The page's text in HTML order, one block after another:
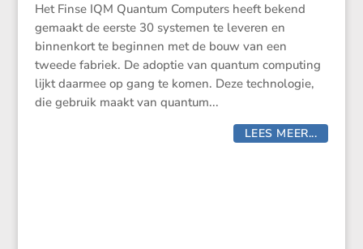
Het Finse IQM Quantum Compu­ters heeft bekend
gemaakt de eerste 30 systemen te leveren en
binnen­kort te beginnen met de bouw van een
tweede fabriek. De adoptie van quantum compu­ting
lijkt daarmee op gang te komen. Deze techno­logie,
die gebruik maakt van quantum...
LEES MEER...